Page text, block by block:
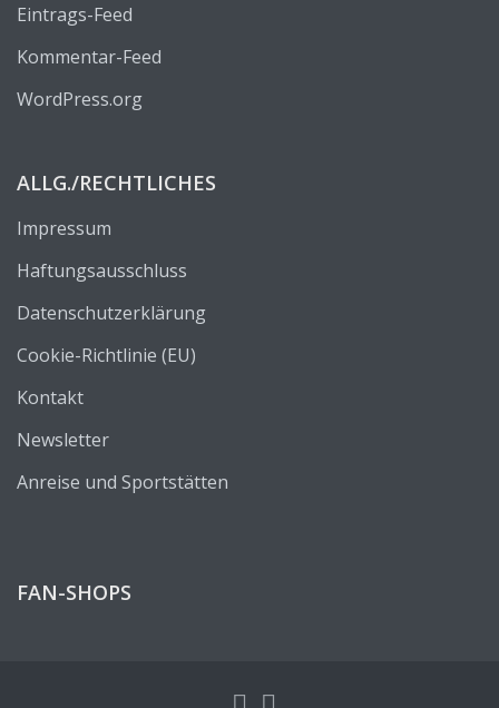
Eintrags-Feed
Kommentar-Feed
WordPress.org
ALLG./RECHTLICHES
Impressum
Haftungsausschluss
Datenschutzerklärung
Cookie-Richtlinie (EU)
Kontakt
Newsletter
Anreise und Sportstätten
FAN-SHOPS